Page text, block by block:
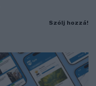
Szólj hozzá!